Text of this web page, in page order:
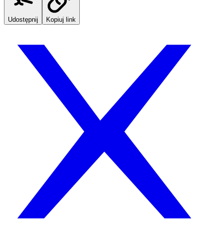
Udostępnij Kopiuj link